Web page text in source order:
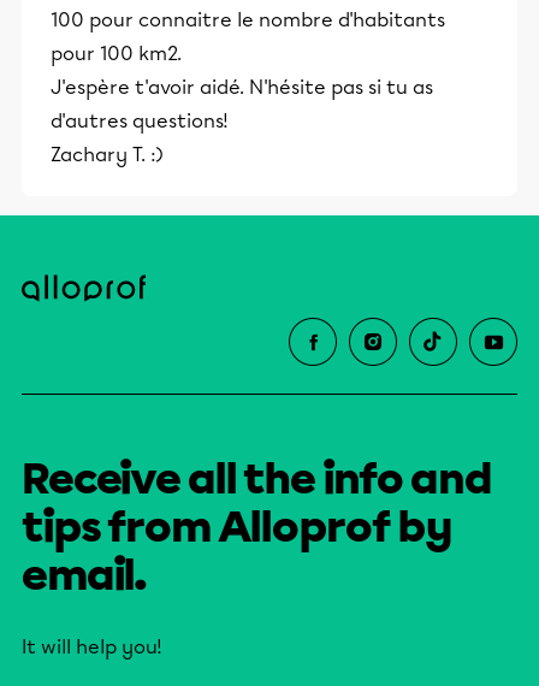
100 pour connaitre le nombre d'habitants
pour 100 km2.
J'espère t'avoir aidé. N'hésite pas si tu as
d'autres questions!
Zachary T. :)
Receive all the info and
tips from Alloprof by
email.
It will help you!